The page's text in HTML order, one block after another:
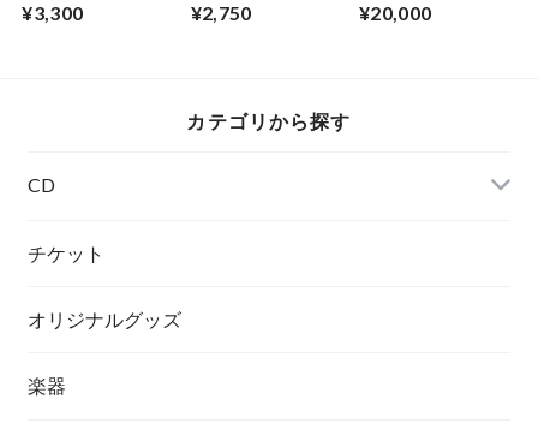
¥3,300 ¥2,750 ¥20,000
カテゴリから探す
CD
チケット
オリジナルグッズ
楽器